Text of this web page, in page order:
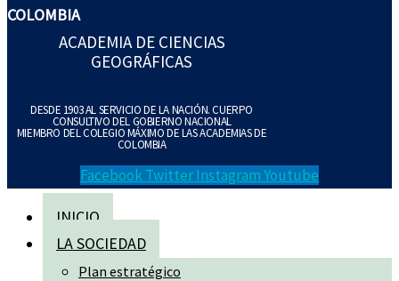
COLOMBIA
ACADEMIA DE CIENCIAS
GEOGRÁFICAS
DESDE 1903 AL SERVICIO DE LA NACIÓN. CUERPO
CONSULTIVO DEL GOBIERNO NACIONAL
MIEMBRO DEL COLEGIO MÁXIMO DE LAS ACADEMIAS DE
COLOMBIA
Facebook Twitter InstagramYoutube
INICIO
LA SOCIEDAD
Plan estratégico